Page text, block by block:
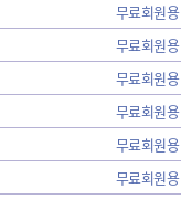
무료회원용
무료회원용
무료회원용
무료회원용
무료회원용
무료회원용